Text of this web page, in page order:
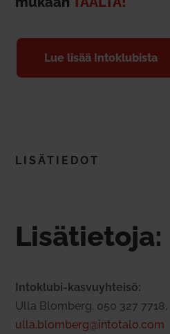
Lue lisää Intoklu­bista
LISÄ­TIEDOT
Lisä­tietoja:
Intoklubi-kas­vu­yh­teisö:
Ulla Blomberg. 050 327 7718,
ulla.blomberg@intotalo.com